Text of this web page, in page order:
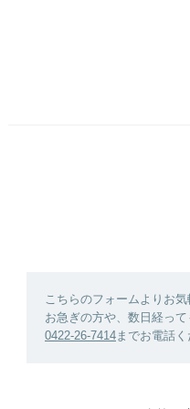
こちらのフォームよりお気
お急ぎの方や、数日経っ
0422-26-7414までお電話